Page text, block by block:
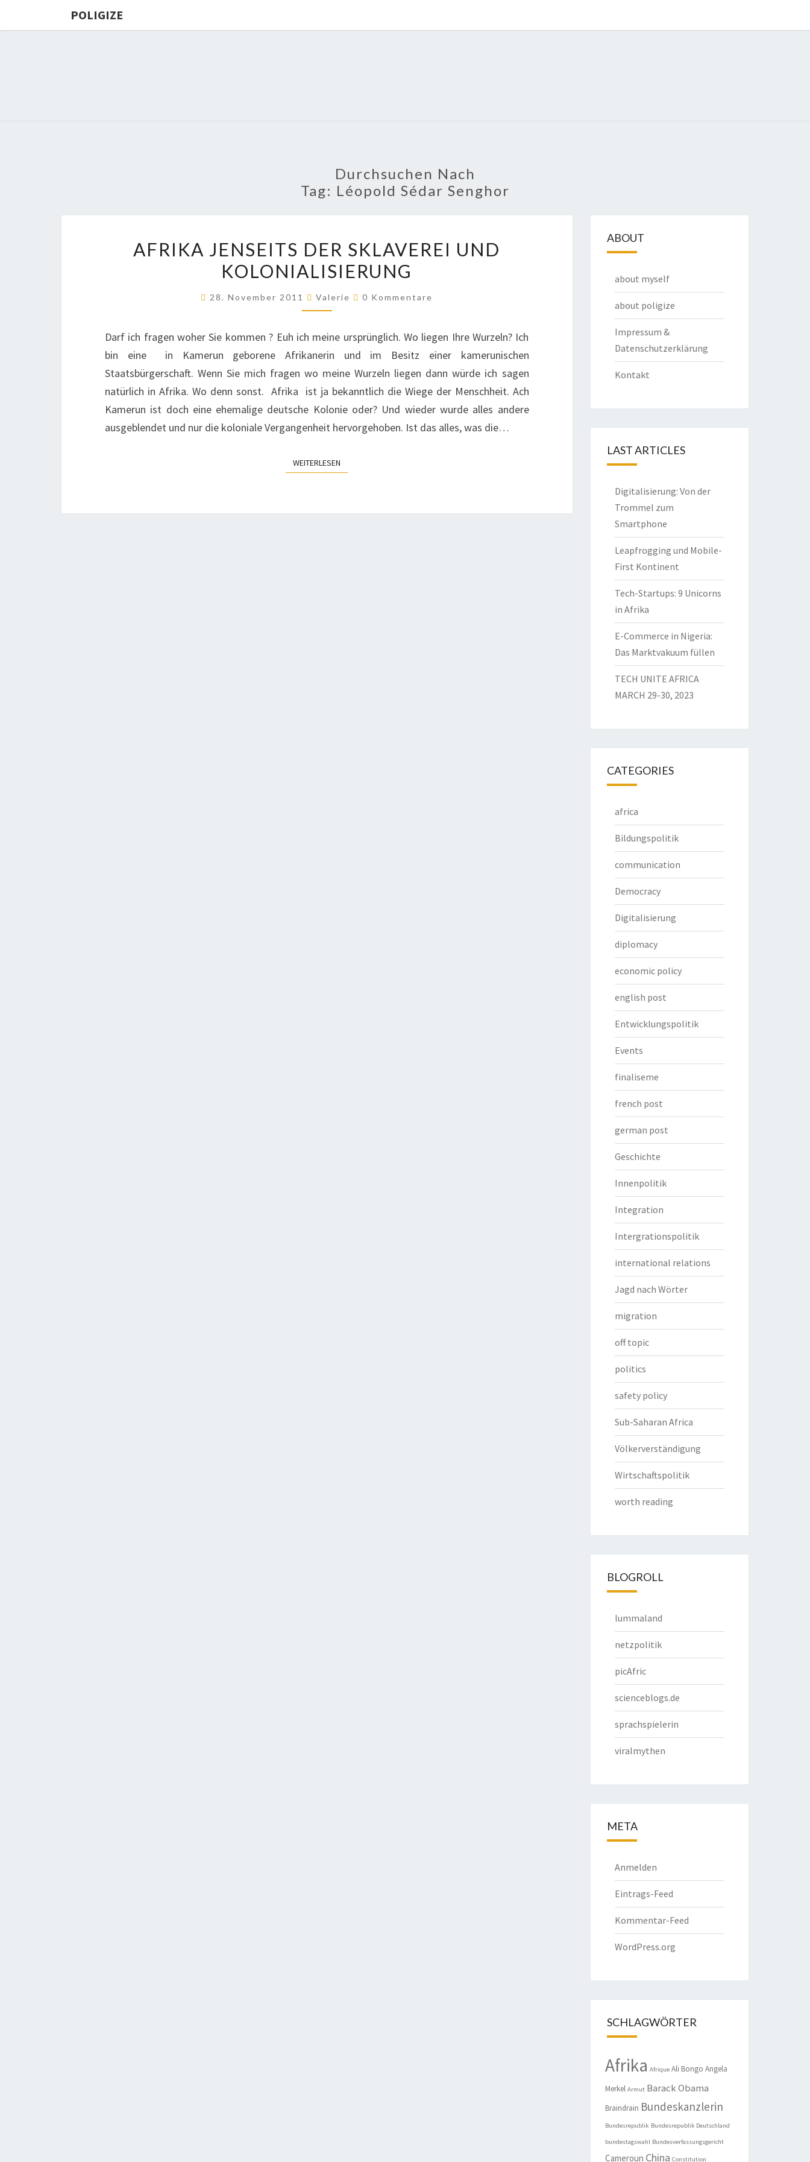
POLIGIZE
Durchsuchen Nach
Tag: Léopold Sédar Senghor
JENSEITS
DER
UND
AFRIKA JENSEITS DER SKLAVEREI UND
KOLONIALISIERUNG
28. November 2011 Valerie Kommentare
0 Kommentare
Darf ich fragen woher Sie kommen ? Euh ich meine ursprünglich. Wo liegen Ihre Wurzeln? Ich
bin eine in Kamerun geborene Afrikanerin und im Besitz einer kamerunischen
Staatsbürgerschaft. Wenn Sie mich fragen wo meine Wurzeln liegen dann würde ich sagen
natürlich in Afrika. Wo denn sonst. Afrika ist ja bekanntlich die Wiege der Menschheit. Ach
Kamerun ist doch eine ehemalige deutsche Kolonie oder? Und wieder wurde alles andere
ausgeblendet und nur die koloniale Vergangenheit hervorgehoben. Ist das alles, was die…
WEITERLESEN
ABOUT
about myself
about poligize
Impressum &
Datenschutzerklärung
Kontakt
LAST ARTICLES
Digitalisierung: Von der
Trommel zum
Smartphone
Leapfrogging und Mobile-
First Kontinent
Tech-Startups: 9 Unicorns
in Afrika
E-Commerce in Nigeria:
Das Marktvakuum füllen
TECH UNITE AFRICA
MARCH 29-30, 2023
CATEGORIES
africa
Bildungspolitik
communication
Democracy
Digitalisierung
diplomacy
economic policy
english post
Entwicklungspolitik
Events
finaliseme
french post
german post
Geschichte
Innenpolitik
Integration
Intergrationspolitik
international relations
Jagd nach Wörter
migration
off topic
politics
safety policy
Sub-Saharan Africa
Völkerverständigung
Wirtschaftspolitik
worth reading
BLOGROLL
lummaland
netzpolitik
picAfric
scienceblogs.de
sprachspielerin
viralmythen
META
Anmelden
Eintrags-Feed
Kommentar-Feed
WordPress.org
SCHLAGWÖRTER
Afrika Afrique Ali Bongo Angela
Merkel Armut Barack Obama
Braindrain Bundeskanzlerin
Bundesrepublik Bundesrepublik Deutschland
bundestagswahl Bundesverfassungsgericht
Cameroun China Constitution